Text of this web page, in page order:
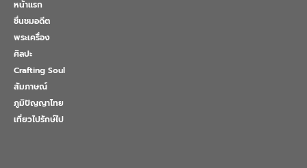
หน้าแรก
ชื่นชมอดีต
พระเครื่อง
ศิลปะ
Crafting Soul
สัมภาษณ์
ภูมิปัญญาไทย
เที่ยวไปรักษ์ไป